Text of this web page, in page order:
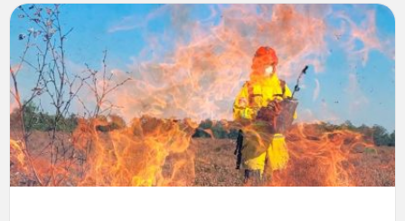
Lees
meer
over
Specialisme
Natuurbrandbeheersing